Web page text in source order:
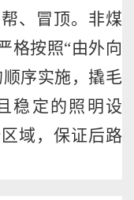
、冒顶。非煤
格按照“由外向
序实施，撬毛
稳定的照明设
域，保证后路